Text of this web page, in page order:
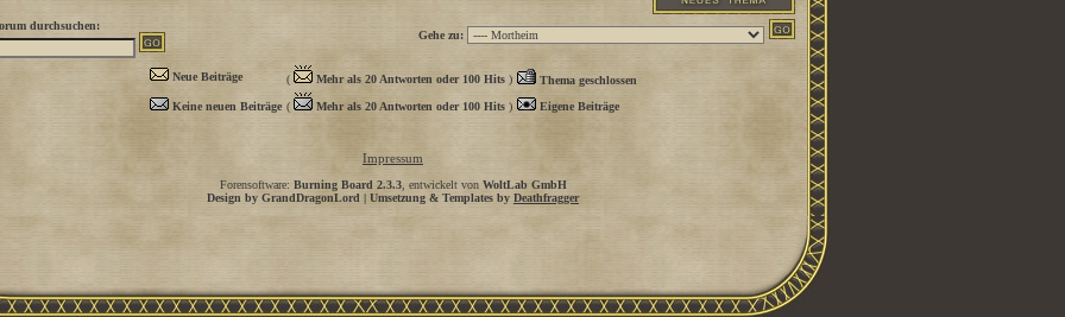
durchsuchen:
Gehe zu:
Neue Beiträge ( Mehr als 20 Antworten oder 100 Hits)
Thema geschlossen
Keine neuen Beiträge ( Mehr als 20 Antworten oder 100 Hits) Eigene Beiträge
Impressum
Forensoftware: Burning Board 2.3.3, entwickelt von WoltLab GmbH
Design by GrandDragonLord | Umsetzung & Templates by Deathfragger